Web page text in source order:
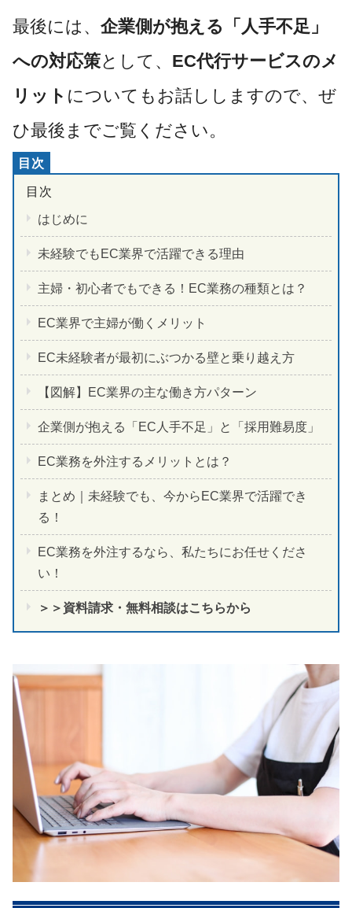
最後には、 企業側が抱える「人手不足」
への対応策として、 EC代行サービスのメ
リット についてもお話ししますので、ぜ
ひ最後までご覧ください。
はじめに
未経験でもEC業界で活躍できる理由
主婦・初心者でもできる！EC業務の種類とは？
EC業界で主婦が働くメリット
EC未経験者が最初にぶつかる壁と乗り越え方
【図解】EC業界の主な働き方パターン
企業側が抱える「EC人手不足」と「採用難易度」
EC業務を外注するメリットとは？
まとめ｜未経験でも、今からEC業界で活躍でき
る！
EC業務を外注するなら、私たちにお任せくださ
い！
＞＞資料請求・無料相談はこちらから